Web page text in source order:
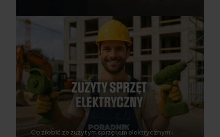
Co zrobić ze zużytym sprzętem elektrycznym i